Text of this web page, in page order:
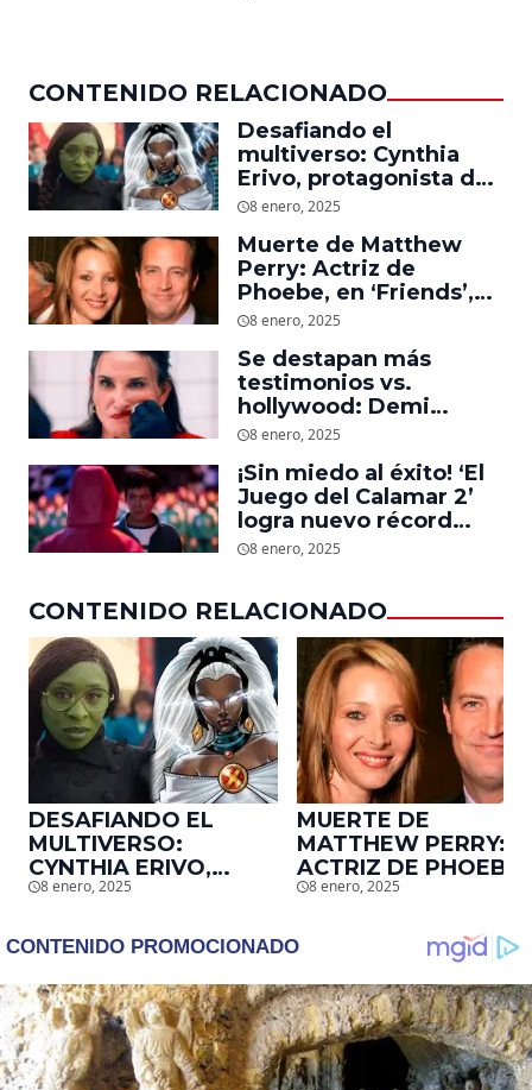
CONTENIDO RELACIONADO
Desafiando el
multiverso: Cynthia
Erivo, protagonista de
‘Wicked’, quiere ser
8 enero, 2025
Muerte de Matthew
Perry: Actriz de
Phoebe, en ‘Friends’,
descubre un emotivo
dejó
8 enero, 2025
Se destapan más
testimonios vs.
hollywood: Demi
Moore, protagonista de
daño que le hizo la
industria a su cuerpo
8 enero, 2025
¡Sin miedo al éxito! ‘El
Juego del Calamar 2’
logra nuevo récord
mundial en tan solo 11
8 enero, 2025
CONTENIDO RELACIONADO
DESAFIANDO EL
MULTIVERSO:
CYNTHIA ERIVO,
PROTAGONISTA DE
SER STORM EN EL
8 enero, 2025
MUERTE DE
MATTHEW PERRY:
ACTRIZ DE PHOEBE,
EN ‘FRIENDS’,
EMOTIVO MENSAJE
QUE EL ACTOR LE
DEJÓ
8 enero, 2025